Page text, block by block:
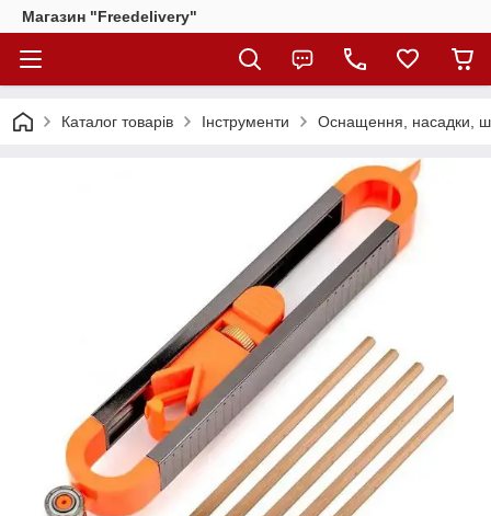
Магазин "Freedelivery"
Каталог товарів Інструменти Оснащення, насадки,